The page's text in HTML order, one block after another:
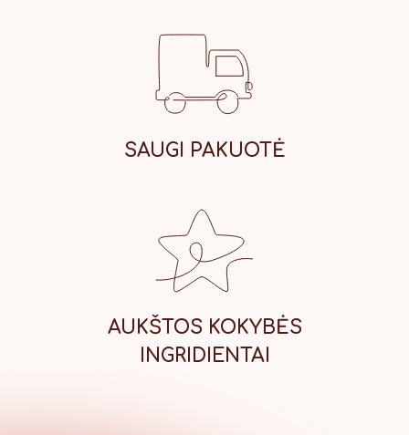
SAUGI PAKUOTĖ
AUKŠTOS KOKYBĖS
INGRIDIENTAI